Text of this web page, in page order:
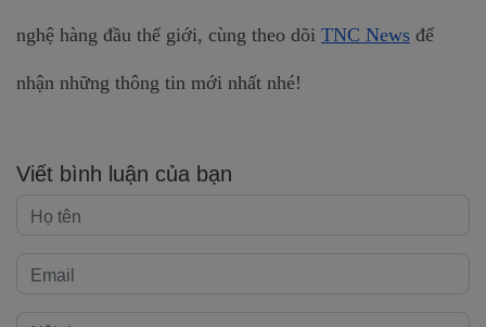
nghệ hàng đầu thế giới, cùng theo dõi TNC News để
nhận những thông tin mới nhất nhé!
Viết bình luận của bạn